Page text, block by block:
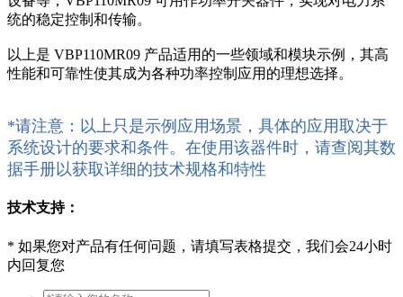
统的稳定控制和传输。
以上是 VBP110MR09 产品适用的一些领域和模块示例，其高
性能和可靠性使其成为各种功率控制应用的理想选择。
*请注意：以上只是示例应用场景，具体的应用取决于
系统设计的要求和条件。在使用该器件时，请查阅其数
据手册以获取详细的技术规格和特性
技术支持：
* 如果您对产品有任何问题，请填写表格提交，我们会24小时
内回复您